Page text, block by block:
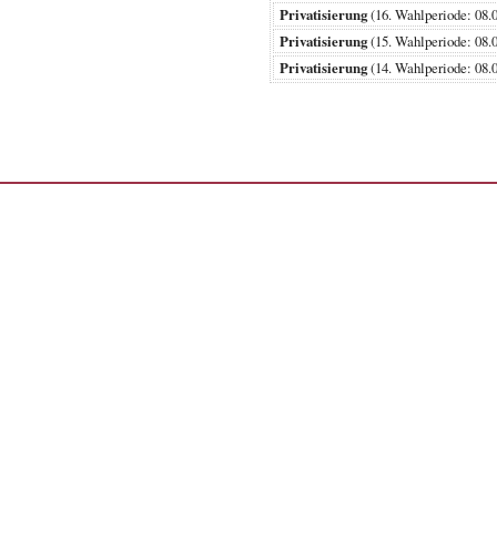
Privatisierung(16. Wahlperiode:
Privatisierung(15. Wahlperiode:
Privatisierung(14. Wahlperiode: